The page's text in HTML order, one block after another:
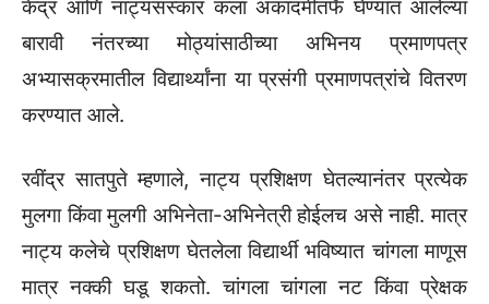
केंद्र आणि नाट्यसंस्कार कला अकादमीतर्फे घेण्यात आलेल्या
बारावी नंतरच्या मोठ्यांसाठीच्या अभिनय प्रमाणपत्र
अभ्यासक्रमातील विद्यार्थ्यांना या प्रसंगी प्रमाणपत्रांचे वितरण
करण्यात आले.
रवींद्र सातपुते म्हणाले, नाट्य प्रशिक्षण घेतल्यानंतर प्रत्येक
मुलगा किंवा मुलगी अभिनेता-अभिनेत्री होईलच असे नाही. मात्र
नाट्य कलेचे प्रशिक्षण घेतलेला विद्यार्थी भविष्यात चांगला माणूस
मात्र नक्की घडू शकतो. चांगला चांगला नट किंवा प्रेक्षक